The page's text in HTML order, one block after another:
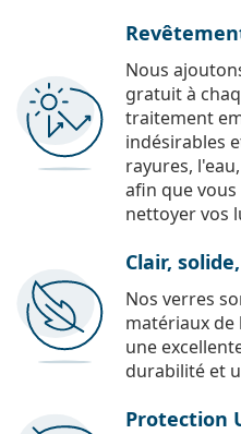
Nous
gratuit à
traitement
indésirables
rayures,
afin que
nettoyer vos
Clair,
Nos verres
matériaux
une
durabilité et
Protection